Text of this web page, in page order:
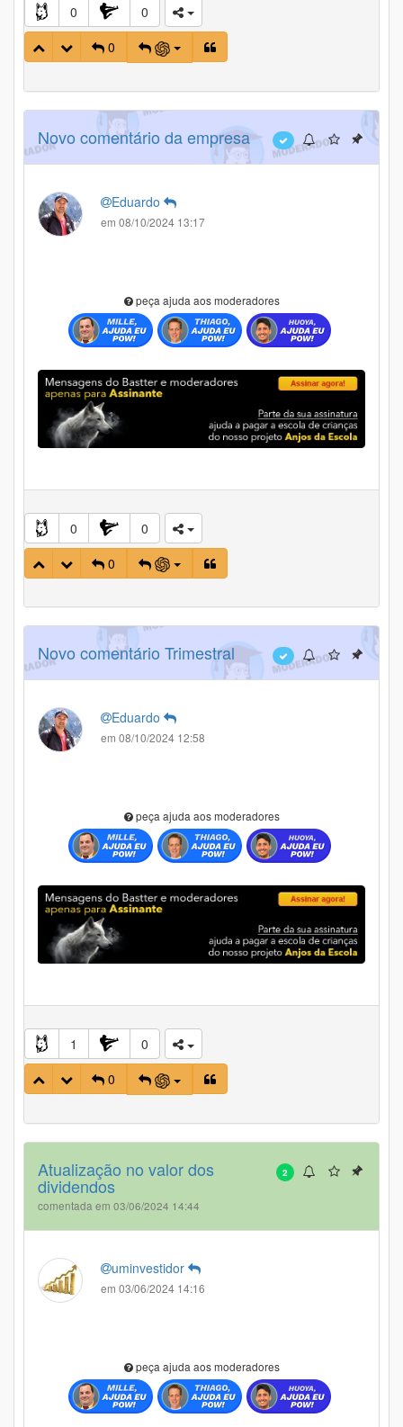
0
0
0
Novo comentário da empresa
Eduardo
em 08/10/2024 13:17
peça ajuda aos moderadores
0
0
0
Novo comentário Trimestral
Eduardo
em 08/10/2024 12:58
peça ajuda aos moderadores
1
0
0
2
Atualização no valor dos
dividendos
comentada em 03/06/2024 14:44
uminvestidor
em 03/06/2024 14:16
peça ajuda aos moderadores